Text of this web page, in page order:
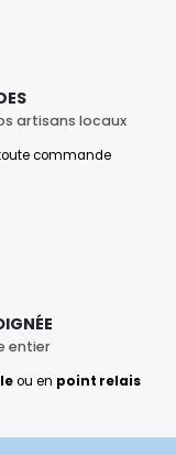
artisans locaux
commande
entier
ou en point relais